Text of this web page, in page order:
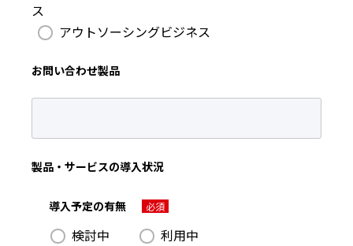
ス
アウトソーシングビジネス
お問い合わせ製品
製品・サービスの導入状況
導入予定の有無 必須
検討中
利用中